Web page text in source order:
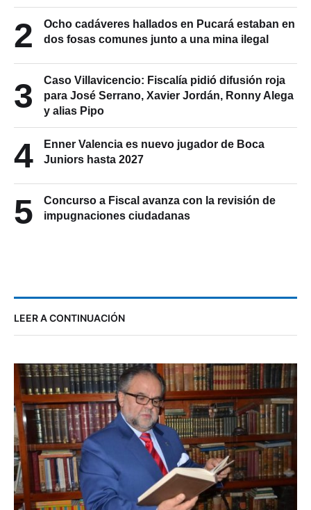
2
Ocho cadáveres hallados en Pucará estaban en
dos fosas comunes junto a una mina ilegal
3
Caso Villavicencio: Fiscalía pidió difusión roja
para José Serrano, Xavier Jordán, Ronny Alega
y alias Pipo
4
Enner Valencia es nuevo jugador de Boca
Juniors hasta 2027
5
Concurso a Fiscal avanza con la revisión de
impugnaciones ciudadanas
LEER A CONTINUACIÓN